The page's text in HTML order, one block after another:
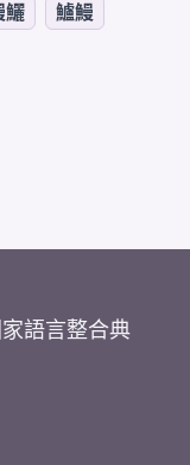
鱺 鱸鰻
語言整合典